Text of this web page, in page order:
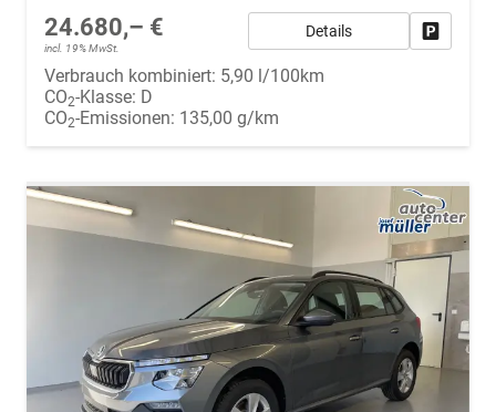
24.680,– €
incl. 19% MwSt.
Details
Verbrauch kombiniert: 5,90 l/100km
CO2-Klasse: D
CO2-Emissionen: 135,00 g/km